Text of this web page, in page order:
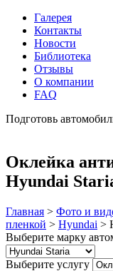
Галерея
Контакты
Новости
Библиотека
Отзывы
О компании
FAQ
Подготовь
Оклейка
Hyundai
Главная > Фото и
пленкой > Hyundai >
Выберите марку
Выберите услугу